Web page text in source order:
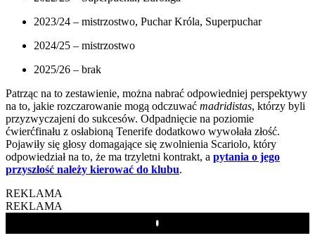
2023/24 – mistrzostwo, Puchar Króla, Superpuchar
2024/25 – mistrzostwo
2025/26 – brak
Patrząc na to zestawienie, można nabrać odpowiedniej perspektywy
na to, jakie rozczarowanie mogą odczuwać madridistas, którzy byli
przyzwyczajeni do sukcesów. Odpadnięcie na poziomie
ćwierćfinału z osłabioną Tenerife dodatkowo wywołała złość.
Pojawiły się głosy domagające się zwolnienia Scariolo, który
odpowiedział na to, że ma trzyletni kontrakt, a pytania o jego
przyszłość należy kierować do klubu.
REKLAMA
REKLAMA
Play